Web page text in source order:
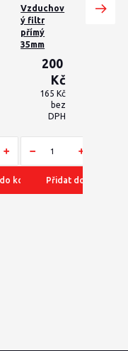
košíku
Vzduchov
ý filtr
přímý
35mm
200
Kč
165 Kč
bez
DPH
Přidat do košíku